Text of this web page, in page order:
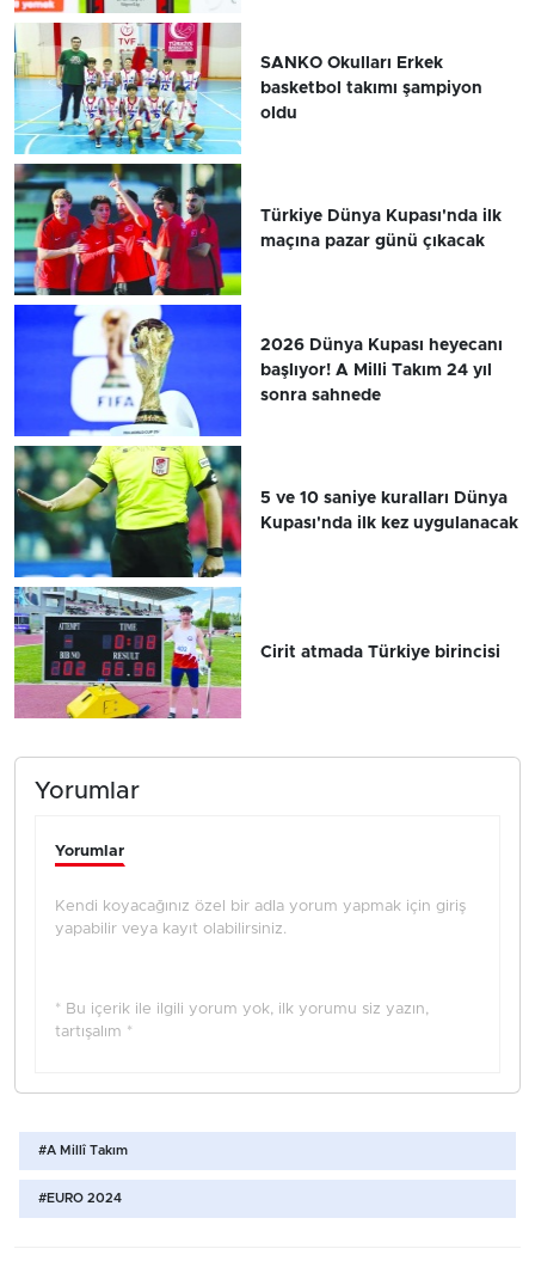
SANKO Okulları Erkek
basketbol takımı şampiyon
oldu
Türkiye Dünya Kupası'nda ilk
maçına pazar günü çıkacak
2026 Dünya Kupası heyecanı
başlıyor! A Milli Takım 24 yıl
sonra sahnede
5 ve 10 saniye kuralları Dünya
Kupası'nda ilk kez uygulanacak
Cirit atmada Türkiye birincisi
Yorumlar
Yorumlar
Kendi koyacağınız özel bir adla yorum yapmak için giriş
yapabilir veya kayıt olabilirsiniz.
* Bu içerik ile ilgili yorum yok, ilk yorumu siz yazın,
tartışalım *
#A Millî Takım
#EURO 2024